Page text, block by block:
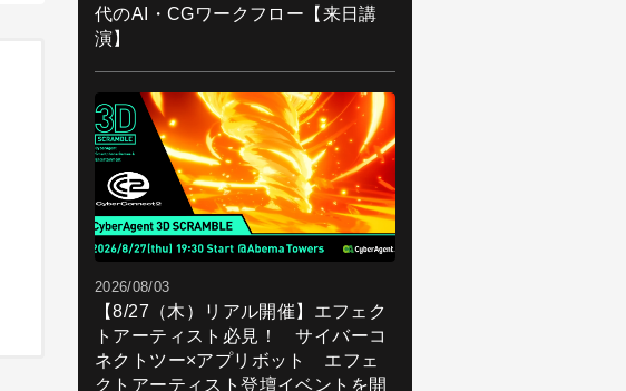
代のAI・CGワークフロー【来日講
演】
2026/08/03
【8/27（木）リアル開催】エフェク
トアーティスト必見！ サイバーコ
ネクトツー×アプリボット エフェ
クトアーティスト登壇イベントを開